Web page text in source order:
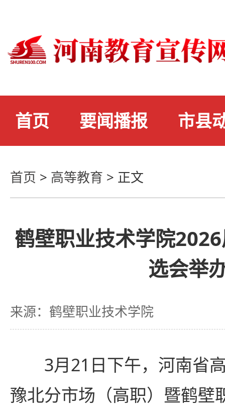
首页 要闻播报 市县
首页 > 高等教育 > 正文
鹤壁职业技术学院
选会举
来源：鹤壁职业技术学院
3月21日下午，河南省
豫北分市场（高职）暨鹤壁